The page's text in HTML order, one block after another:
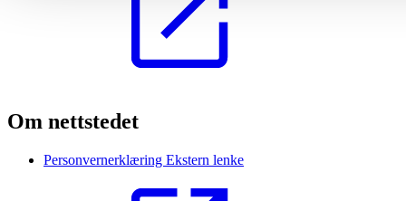
Om nettstedet
Personvernerklæring Ekstern lenke